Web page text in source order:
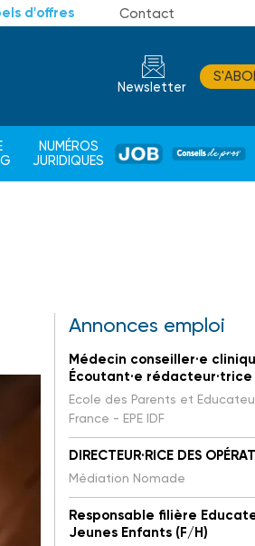
d'offres Contact
Newsletter
NUMÉROS
JURIDIQUES
JOB
DE
Annonces emploi
Médecin conseiller·e
Écoutant·e rédacteur·trice
Ecole des Parents et
France - EPE IDF
DIRECTEUR·RICE DES
Médiation Nomade
Responsable filière
Jeunes Enfants (F/H)